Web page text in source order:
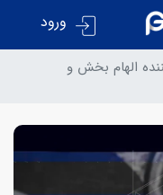
ورود
الهام بخش و